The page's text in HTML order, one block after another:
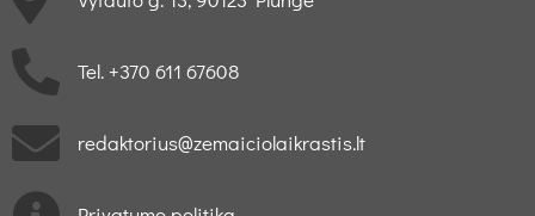
Tel. +370 611 67608
redaktorius@zemaiciolaikrastis.lt